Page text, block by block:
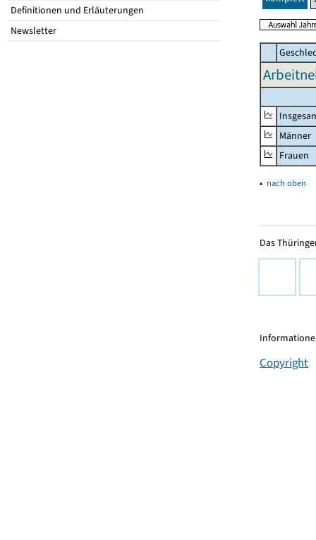
Definitionen und Erläuterungen
Newsletter
Männer
Frauen
▴ nach oben
Das
Copyright